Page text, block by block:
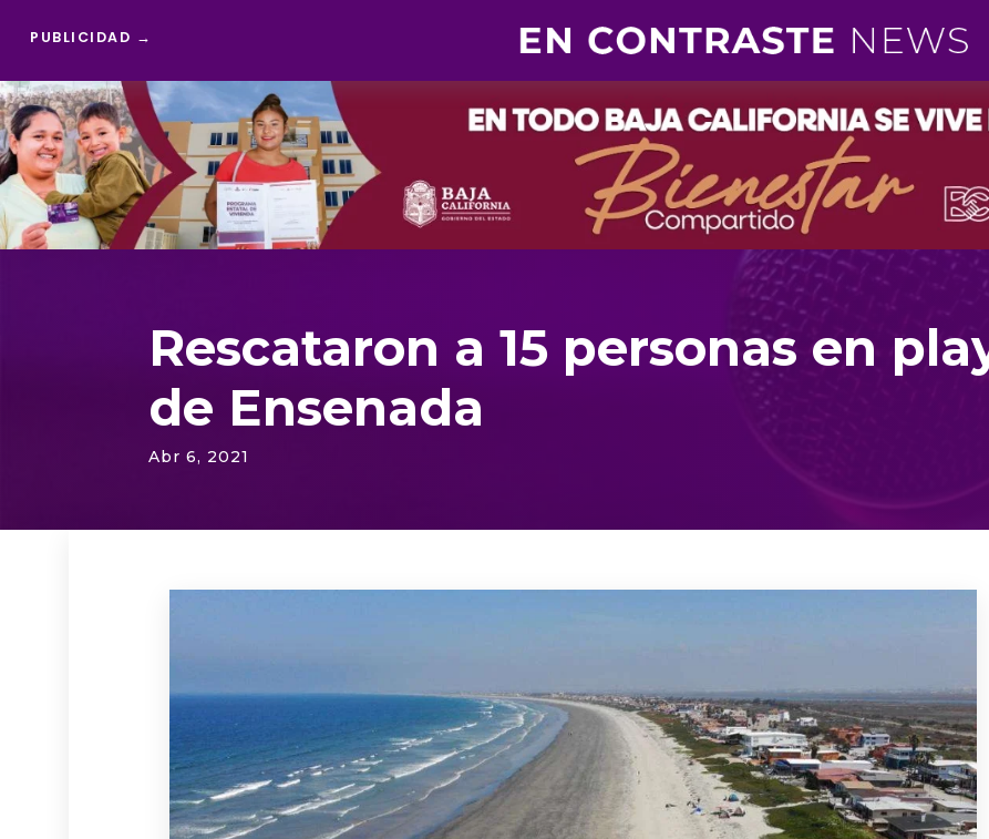
PUBLICIDAD →
Reproductor
de
vídeo
Rescataron a 15 personas en
de Ensenada
Abr 6, 2021